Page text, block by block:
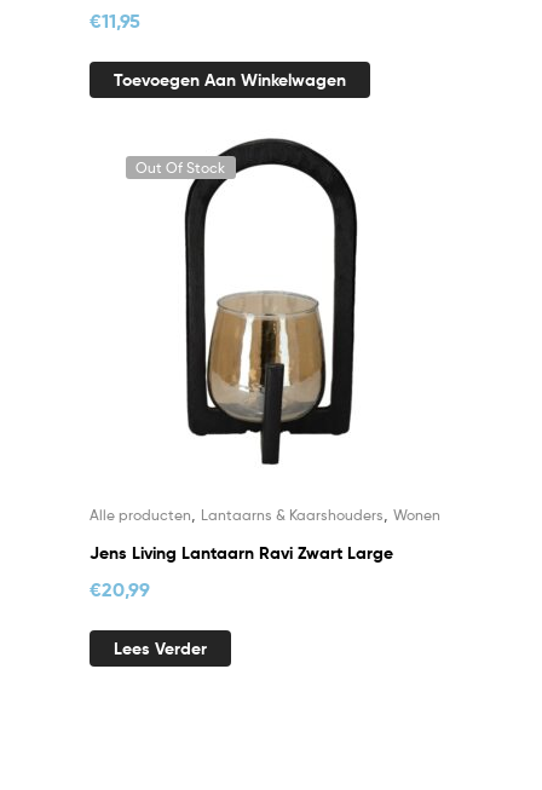
€11,95
Toevoegen Aan Winkelwagen
Out Of Stock
Alle producten Lantaarns & Kaarshouders Wonen
Jens Living Lantaarn Ravi Zwart Large
€20,99
Lees Verder